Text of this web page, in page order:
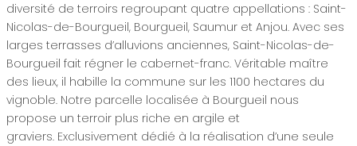
diversité de terroirs regroupant quatre appellations : Saint-
Nicolas-de-Bourgueil, Bourgueil, Saumur et Anjou. Avec ses
larges terrasses d’alluvions anciennes, Saint-Nicolas-de-
Bourgueil fait régner le cabernet-franc. Véritable maître
des lieux, il habille la commune sur les 1100 hectares du
vignoble. Notre parcelle localisée à Bourgueil nous
propose un terroir plus riche en argile et
graviers. Exclusivement dédié à la réalisation d’une seule